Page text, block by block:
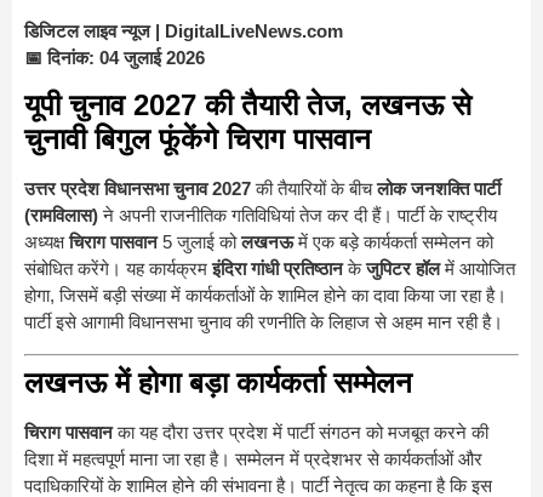
डिजिटल लाइव न्यूज | DigitalLiveNews.com
📅 दिनांक: 04 जुलाई 2026
यूपी चुनाव 2027 की तैयारी तेज, लखनऊ से
चुनावी बिगुल फूंकेंगे चिराग पासवान
उत्तर प्रदेश विधानसभा चुनाव 2027की तैयारियों के बीचलोक जनशक्ति पार्टी
(रामविलास)ने अपनी राजनीतिक गतिविधियां तेज कर दी हैं। पार्टी के राष्ट्रीय
अध्यक्षचिराग पासवान5 जुलाई कोलखनऊमें एक बड़े कार्यकर्ता सम्मेलन को
संबोधित करेंगे। यह कार्यक्रमइंदिरा गांधी प्रतिष्ठानकेजुपिटर हॉलमें आयोजित
होगा, जिसमें बड़ी संख्या में कार्यकर्ताओं के शामिल होने का दावा किया जा रहा है।
पार्टी इसे आगामी विधानसभा चुनाव की रणनीति के लिहाज से अहम मान रही है।
लखनऊ में होगा बड़ा कार्यकर्ता सम्मेलन
चिराग पासवानका यह दौरा उत्तर प्रदेश में पार्टी संगठन को मजबूत करने की
दिशा में महत्वपूर्ण माना जा रहा है। सम्मेलन में प्रदेशभर से कार्यकर्ताओं और
पदाधिकारियों के शामिल होने की संभावना है। पार्टी नेतृत्व का कहना है कि इस